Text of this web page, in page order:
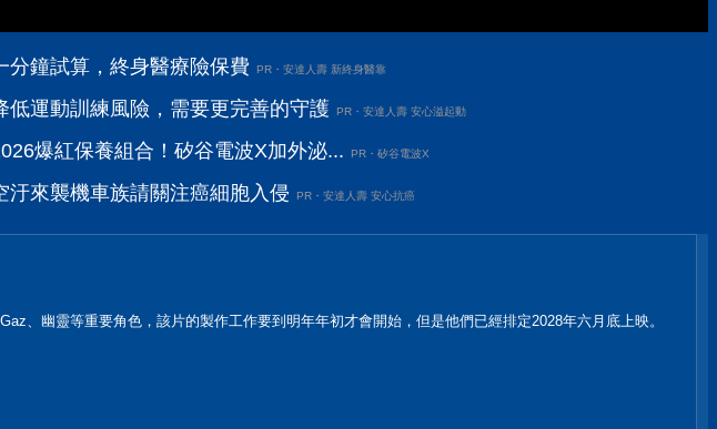
分鐘試算，終身醫療險保費 PR・安達人壽 新終身醫靠
低運動訓練風險，需要更完善的守護 PR・安達人壽 安心溢起動
爆紅保養組合！矽谷電波X加外泌... PR・矽谷電波X
汙來襲機車族請關注癌細胞入侵 PR・安達人壽 安心抗癌
、幽靈等重要角色，該片的製作工作要到明年年初才會開始，但是他們已經排定2028年六月底上映。